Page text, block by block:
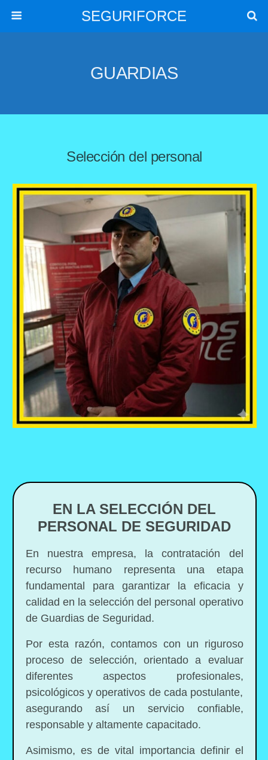
SEGURIFORCE
GUARDIAS
Selección del personal
EN LA SELECCIÓN DEL
PERSONAL DE SEGURIDAD
En nuestra empresa, la contratación del
recurso humano representa una etapa
fundamental para garantizar la eficacia y
calidad en la selección del personal operativo
de Guardias de Seguridad.
Por esta razón, contamos con un riguroso
proceso de selección, orientado a evaluar
diferentes aspectos profesionales,
psicológicos y operativos de cada postulante,
asegurando así un servicio confiable,
responsable y altamente capacitado.
Asimismo, es de vital importancia definir el